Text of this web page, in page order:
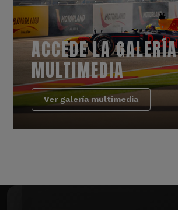
ACCEDE LA GALERÍA
MULTIMEDIA
Ver galería multimedia